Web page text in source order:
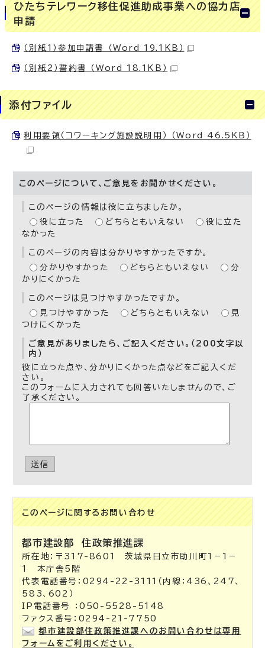
ひたちテレワーク移住促進助成事業への協力店
申請
（別紙1）参加申請書 （Word 19.1KB）
（別紙2）誓約書 （Word 18.1KB）
添付ファイル
利用要領（コワーキング施設説明用） （Word 46.5KB）
このページについて、ご意見をお聞かせください。
このページの情報は役に立ちましたか。
役に立った
どちらともいえない
役に立た
なかった
このページの内容は分かりやすかったですか。
分かりやすかった
どちらともいえない
分
かりにくかった
このページは見つけやすかったですか。
見つけやすかった
どちらともいえない
見
つけにくかった
ご意見がありましたら、ご記入ください。（200文字以
内）
役に立った点や、分かりにくかった点などをご記入くだ
さい。
このフォームに入力されても回答いたしませんので、ご
了承ください。
送信
このページに関する お問い合わせ
都市建設部住政策推進課
所在地：〒317-8601 茨城県日立市助川町1－1－
1 本庁舎5階
代表電話番号：0294-22-3111（内線：436、247、
583、602）
IP電話番号 ：050-5528-5148
ファクス番号：0294-21-7750
都市建設部住政策推進課へのお問い合わせは専用
フォームをご利用ください。